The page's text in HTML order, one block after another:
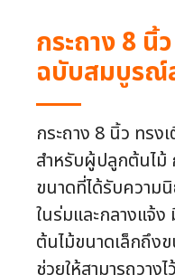
กระถาง 8 นิ้
ฉบับสมบูรณ์
กระถาง 8 นิ้ว ทร
สำหรับผู้ปลูกต้นไม้
ขนาดที่ได้รับความ
ในร่มและกลางแจ้ง
ต้นไม้ขนาดเล็กถึง
ช่วยให้สามารถวาง